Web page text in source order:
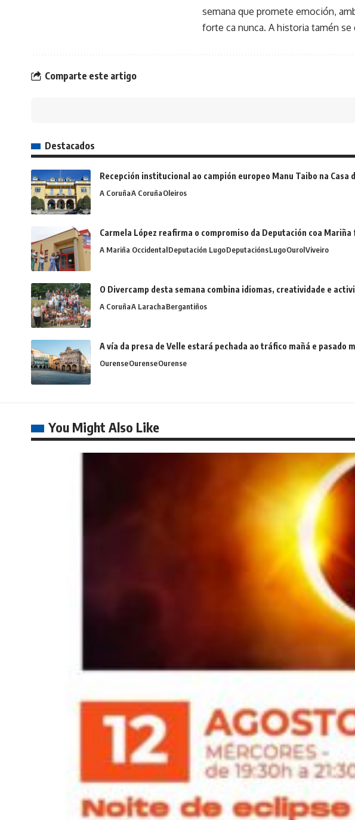
semana que promete emoción,
forte ca nunca. A historia tamén se
Comparte este artigo
Destacados
Recepción institucional ao campión europeo Manu Taibo na Casa
A CoruñaA CoruñaOleiros
Carmela López reafirma o compromiso da Deputación coa
A Mariña OccidentalDeputación LugoDeputaciónsLugoOurolViveiro
O Divercamp desta semana combina idiomas, creatividade e
A CoruñaA LarachaBergantiños
A vía da presa de Velle estará pechada ao tráfico mañá e pasado
OurenseOurenseOurense
You Might Also Like